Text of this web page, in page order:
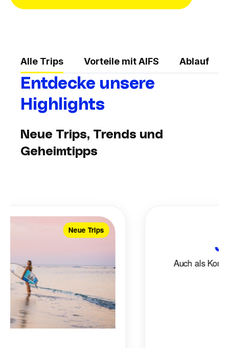
Alle Trips Vorteile mit AIFS Ablauf
Entdecke unsere
Highlights
Neue Trips, Trends und
Geheimtipps
Neue Trips
Auch als